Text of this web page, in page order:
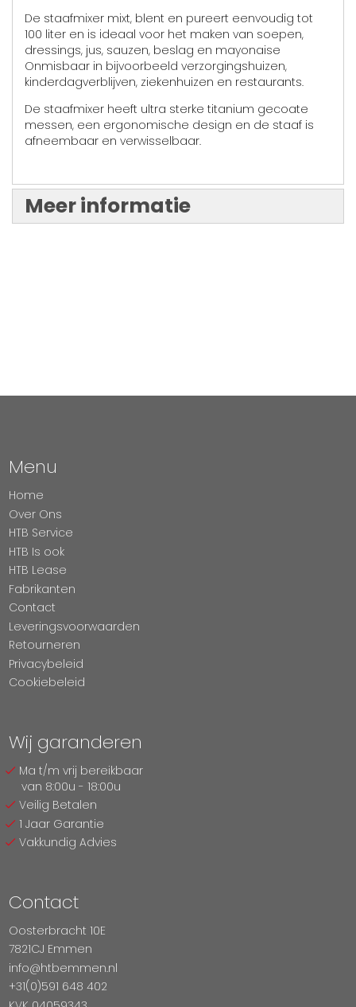
De staafmixer mixt, blent en pureert eenvoudig tot
100 liter en is ideaal voor het maken van soepen,
dressings, jus, sauzen, beslag en mayonaise
Onmisbaar in bijvoorbeeld verzorgingshuizen,
kinderdagverblijven, ziekenhuizen en restaurants.
De staafmixer heeft ultra sterke titanium gecoate
messen, een ergonomische design en de staaf is
afneembaar en verwisselbaar.
Meer informatie
Menu
Home
Over Ons
HTB Service
HTB Is ook
HTB Lease
Fabrikanten
Contact
Leveringsvoorwaarden
Retourneren
Privacybeleid
Cookiebeleid
Wij garanderen
Ma t/m vrij bereikbaar
van 8:00u - 18:00u
Veilig Betalen
1 Jaar Garantie
Vakkundig Advies
Contact
Oosterbracht 10E
7821CJ Emmen
info@htbemmen.nl
+31(0)591 648 402